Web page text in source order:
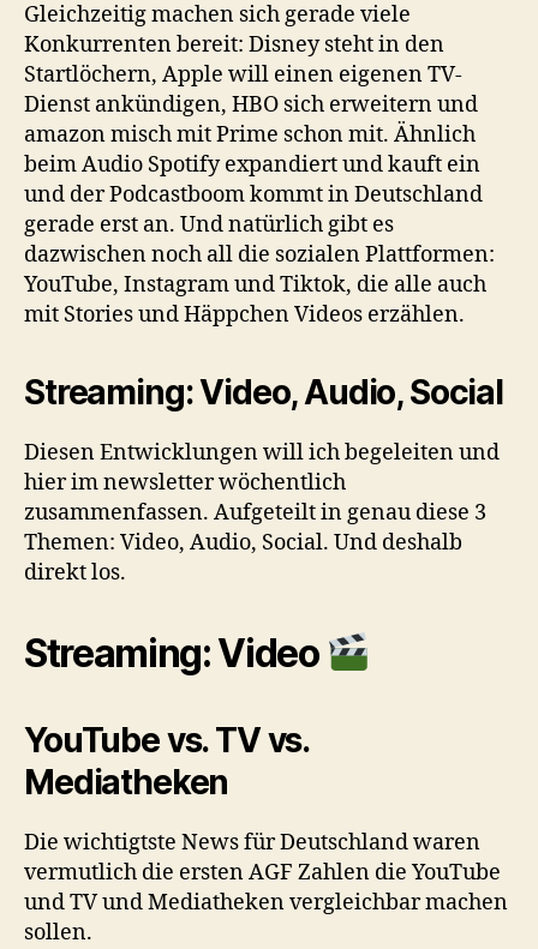
Gleichzeitig machen sich gerade viele
Konkurrenten bereit: Disney steht in den
Startlöchern, Apple will einen eigenen TV-
Dienst ankündigen, HBO sich erweitern und
amazon misch mit Prime schon mit. Ähnlich
beim Audio Spotify expandiert und kauft ein
und der Podcastboom kommt in Deutschland
gerade erst an. Und natürlich gibt es
dazwischen noch all die sozialen Plattformen:
YouTube, Instagram und Tiktok, die alle auch
mit Stories und Häppchen Videos erzählen.
Streaming: Video, Audio, Social
Diesen Entwicklungen will ich begeleiten und
hier im newsletter wöchentlich
zusammenfassen. Aufgeteilt in genau diese 3
Themen: Video, Audio, Social. Und deshalb
direkt los.
Streaming: Video
YouTube vs. TV vs.
Mediatheken
Die wichtigtste News für Deutschland waren
vermutlich die ersten AGF Zahlen die YouTube
und TV und Mediatheken vergleichbar machen
sollen.